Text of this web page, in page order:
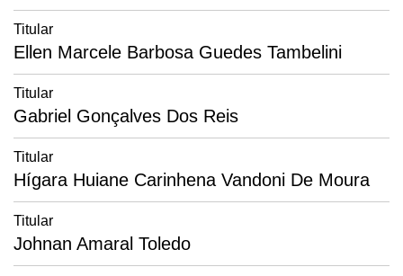
Titular
Ellen Marcele Barbosa Guedes Tambelini
Titular
Gabriel Gonçalves Dos Reis
Titular
Hígara Huiane Carinhena Vandoni De Moura
Titular
Johnan Amaral Toledo